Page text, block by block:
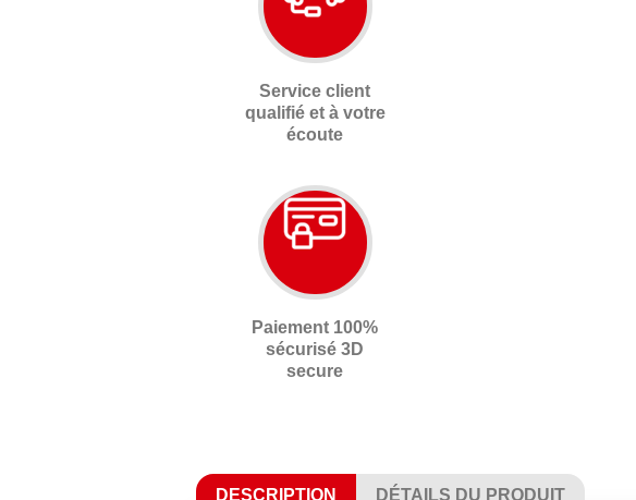
Service client
qualifié et à votre
écoute
Paiement 100%
sécurisé 3D
secure
DESCRIPTION DÉTAILS DU PRODUIT